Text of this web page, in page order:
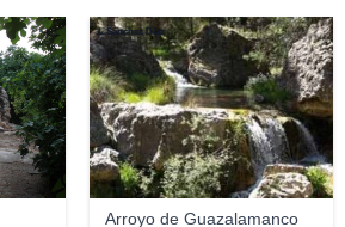
Arroyo de Guazalamanco
L.Sánchez Díaz